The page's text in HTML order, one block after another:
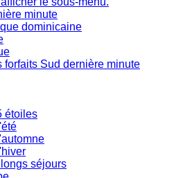
minute
dominicaine
forfaits Sud dernière minute
étoiles
séjours